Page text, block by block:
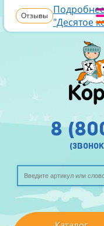
Отзывы
"Десятое
8